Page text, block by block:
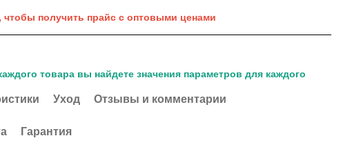
, чтобы получить прайс с оптовыми ценами
товара вы найдете значения параметров для каждого
Уход Отзывы и комментарии
Гарантия